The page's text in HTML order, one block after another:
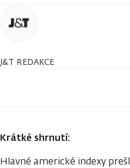
J&T REDAKCE
Krátké shrnutí:
Hlavné americké indexy